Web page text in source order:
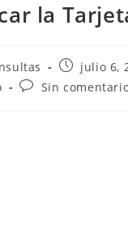
la
Publicación
la
julio 6,
Comentarios
Sin